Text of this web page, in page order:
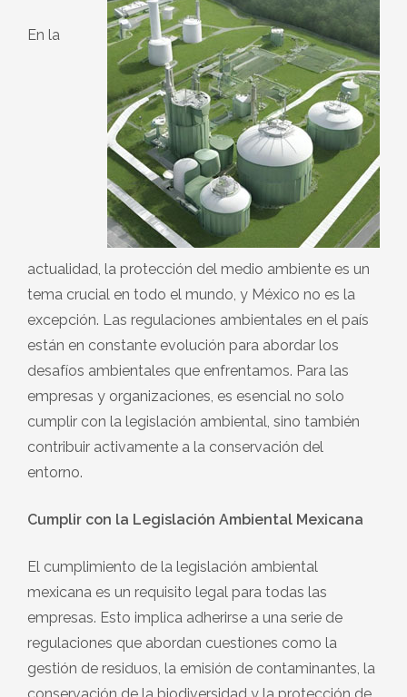
En la
actualidad, la protección del medio ambiente es un
tema crucial en todo el mundo, y México no es la
excepción. Las regulaciones ambientales en el país
están en constante evolución para abordar los
desafíos ambientales que enfrentamos. Para las
empresas y organizaciones, es esencial no solo
cumplir con la legislación ambiental, sino también
contribuir activamente a la conservación del
entorno.
Cumplir con la Legislación Ambiental Mexicana
El cumplimiento de la legislación ambiental
mexicana es un requisito legal para todas las
empresas. Esto implica adherirse a una serie de
regulaciones que abordan cuestiones como la
gestión de residuos, la emisión de contaminantes, la
conservación de la biodiversidad y la protección de